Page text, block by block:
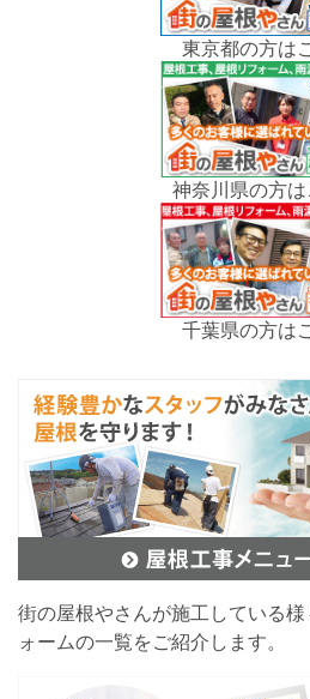
東京都の方は
神奈川県の方は
千葉県の方は
街の屋根やさんが施工している
ォームの一覧をご紹介します。